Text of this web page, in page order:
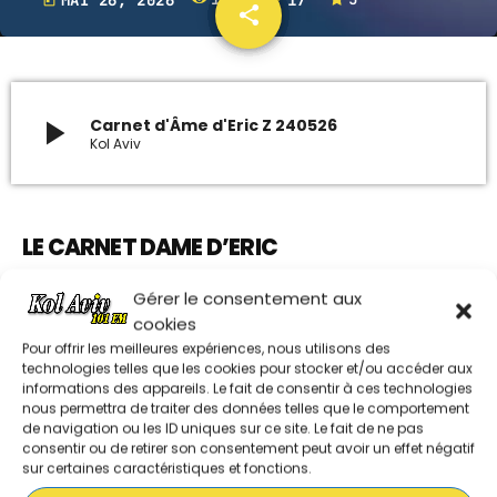
Gérer le consentement aux
cookies
Pour offrir les meilleures expériences, nous utilisons des
technologies telles que les cookies pour stocker et/ou accéder aux
informations des appareils. Le fait de consentir à ces technologies
nous permettra de traiter des données telles que le comportement
de navigation ou les ID uniques sur ce site. Le fait de ne pas
consentir ou de retirer son consentement peut avoir un effet négatif
sur certaines caractéristiques et fonctions.
ARCHIVES
janvier 2024
juillet 2023
juin 2023
UPCOMING SHOWS
MUSIQUE CHABBATIQUE
share
17
email
play_arrow Carnet d'Âme d'Eric Z 240526
Kol Aviv
LE CARNET DAME D’ERIC
CHRONIQUE ET ANALYSE GÉOPOLITIQUE
LES AUTRES RUBRIQUES DE SHAVOUA TOV
EDITO DE SARAH CATTAN 050726